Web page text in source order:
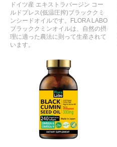
ドイツ産 エキストラバージン コー
ルドプレス(低温圧搾)ブラッククミ
ンシードオイルです。FLORA LABO
ブラッククミンオイルは、自然の摂
理に適った農法に則って生産されて
います。